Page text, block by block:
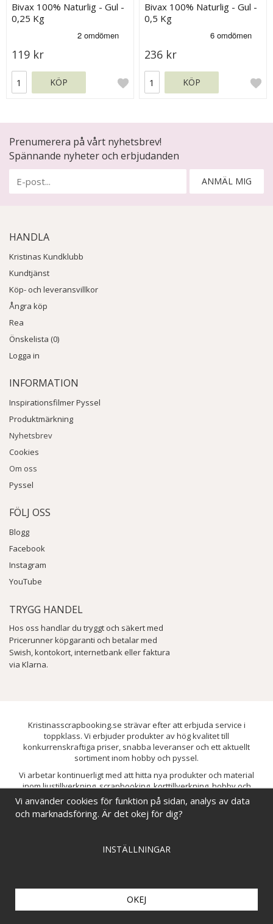
Bivax 100% Naturlig - Gul -
0,25 Kg
119 kr
KÖP
Bivax 100% Naturlig - Gul -
0,5 Kg
236 kr
KÖP
Prenumerera på vårt nyhetsbrev!
Spännande nyheter och erbjudanden
ANMÄL MIG
HANDLA
Kristinas Kundklubb
Kundtjänst
Köp- och leveransvillkor
Ångra köp
Rea
Önskelista (0)
Logga in
INFORMATION
Inspirationsfilmer Pyssel
Produktmärkning
Nyhetsbrev
Cookies
Om oss
Pyssel
FÖLJ OSS
Blogg
Facebook
Instagram
YouTube
TRYGG HANDEL
Hos oss handlar du tryggt och säkert med
Pricerunner köpgaranti och betalar med
Swish, kontokort, internetbank eller faktura
via Klarna.
Kristinasscrapbooking.se strävar efter att erbjuda service i
toppklass. Vi erbjuder produkter av hög kvalitet till
konkurrenskraftiga priser, snabba leveranser och ett aktuellt
sortiment inom hobby och pyssel.
Vi arbetar kontinuerligt med att hitta nya produkter och material
inom ljustillverkning, scrapbooking, korttillverkning, hobby och
pyssel. Målet är att bredda sortimentet och löpande förbättra och
utveckla vårt utbud, så att du alltid kan hitta det du behöver hos oss.
Vi använder cookies för funktion på sidan, analys av data
och marknadsföring. Är det okej för dig?
INSTÄLLNINGAR
OKEJ